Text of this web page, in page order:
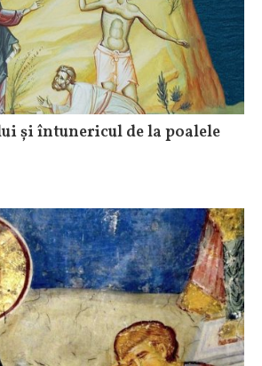
și întunericul de la poalele